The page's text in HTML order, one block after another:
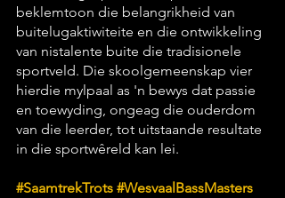
beklemtoon die belangrikheid van
buitelugaktiwiteite en die ontwikkeling
van nistalente buite die tradisionele
sportveld. Die skoolgemeenskap vier
hierdie mylpaal as 'n bewys dat passie
en toewyding, ongeag die ouderdom
van die leerder, tot uitstaande resultate
in die sportwêreld kan lei.
#SaamtrekTrots #WesvaalBassMasters